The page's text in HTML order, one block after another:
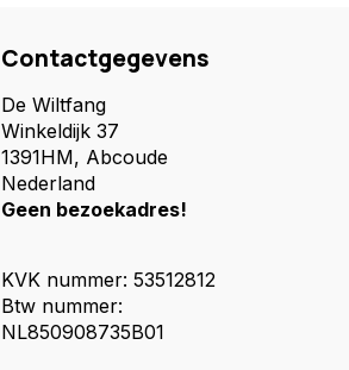
Contactgegevens
De Wiltfang
Winkeldijk 37
1391HM, Abcoude
Nederland
Geen bezoekadres!
KVK nummer: 53512812
Btw nummer:
NL850908735B01